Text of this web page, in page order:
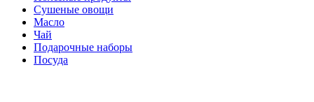
Сушеные овощи
Масло
Чай
Подарочные наборы
Посуда